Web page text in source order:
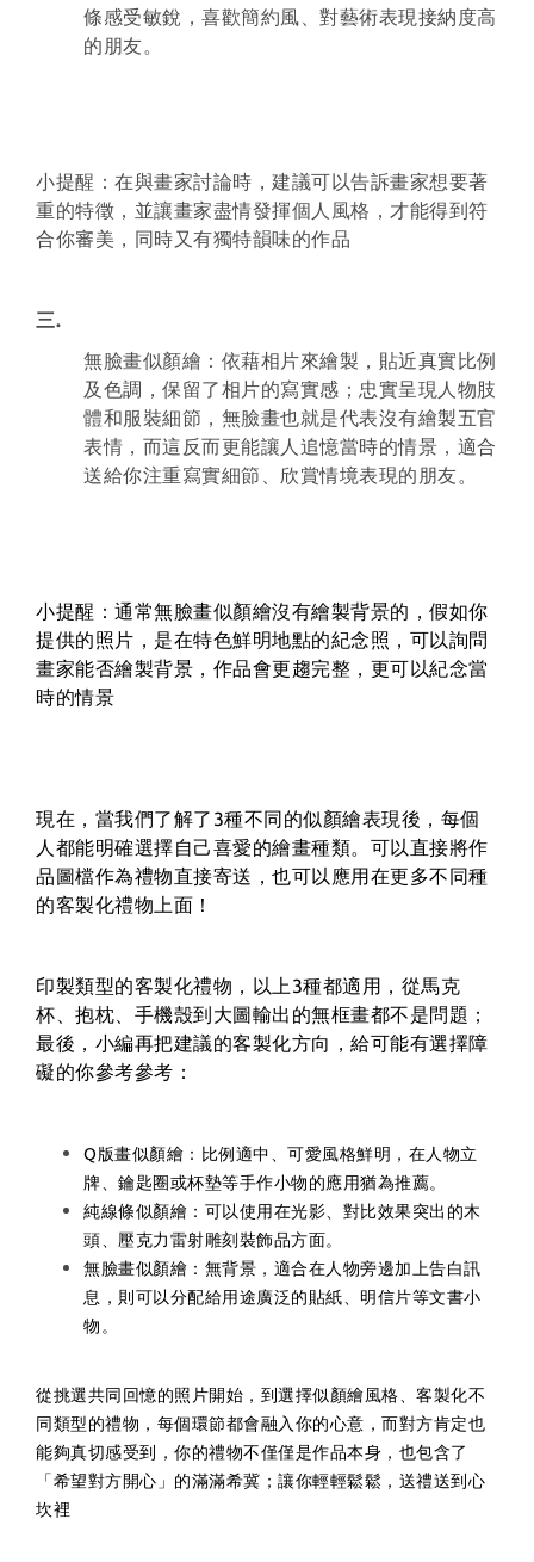
條感受敏銳，喜歡簡約風、對藝術表現接納度高
的朋友。
小提醒：在與畫家討論時，建議可以告訴畫家想要著
重的特徵，並讓畫家盡情發揮個人風格，才能得到符
合你審美，同時又有獨特韻味的作品
三.
無臉畫似顏繪：依藉相片來繪製，貼近真實比例
及色調，保留了相片的寫實感；忠實呈現人物肢
體和服裝細節，無臉畫也就是代表沒有繪製五官
表情，而這反而更能讓人追憶當時的情景，適合
送給你注重寫實細節、欣賞情境表現的朋友。
小提醒：通常無臉畫似顏繪沒有繪製背景的，假如你
提供的照片，是在特色鮮明地點的紀念照，可以詢問
畫家能否繪製背景，作品會更趨完整，更可以紀念當
時的情景
現在，當我們了解了3種不同的似顏繪表現後，每個
人都能明確選擇自己喜愛的繪畫種類。可以直接將作
品圖檔作為禮物直接寄送，也可以應用在更多不同種
的客製化禮物上面！
印製類型的客製化禮物，以上3種都適用，從馬克
杯、抱枕、手機殼到大圖輸出的無框畫都不是問題；
最後，小編再把建議的客製化方向，給可能有選擇障
礙的你參考參考：
Q版畫似顏繪：比例適中、可愛風格鮮明，在人物立
牌、鑰匙圈或杯墊等手作小物的應用猶為推薦。
純線條似顏繪：可以使用在光影、對比效果突出的木
頭、壓克力雷射雕刻裝飾品方面。
無臉畫似顏繪：無背景，適合在人物旁邊加上告白訊
息，則可以分配給用途廣泛的貼紙、明信片等文書小
物。
從挑選共同回憶的照片開始，到選擇似顏繪風格、客製化不
同類型的禮物，每個環節都會融入你的心意，而對方肯定也
能夠真切感受到，你的禮物不僅僅是作品本身，也包含了
「希望對方開心」的滿滿希冀；讓你輕輕鬆鬆，送禮送到心
坎裡